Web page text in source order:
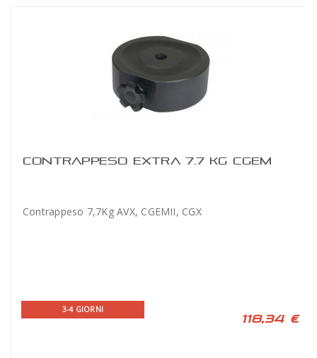
CONTRAPPESO EXTRA 7.7 KG CGEM
Contrappeso 7,7Kg AVX, CGEMII, CGX
3-4 GIORNI
118,34 €